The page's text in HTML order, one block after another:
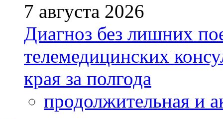
7 августа 2026
Диагноз без лишних
телемедицинских
края за полгода
продолжительная и